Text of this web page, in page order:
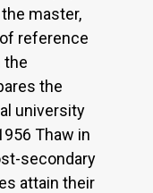
master,
reference
the
the
university
Thaw in
secondary
attain their